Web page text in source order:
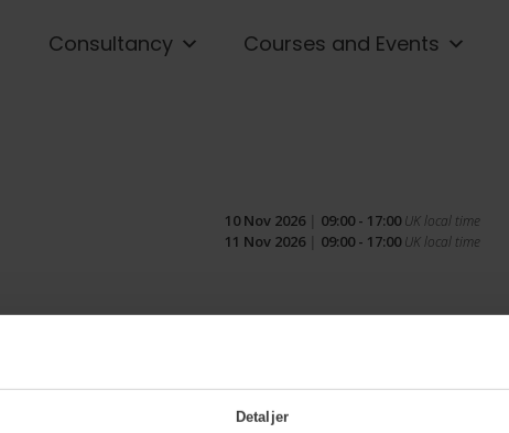
Detaljer
Consultancy Courses and Events
10 Nov 2026 09:00 - 17:00UK local time
11 Nov 2026 09:00 - 17:00UK local time